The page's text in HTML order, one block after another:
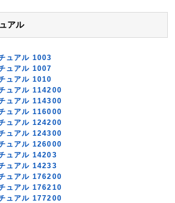
アル
ュアル 1003
ュアル 1007
ュアル 1010
ュアル 114200
ュアル 114300
ュアル 116000
ュアル 124200
ュアル 124300
ュアル 126000
ュアル 14203
ュアル 14233
ュアル 176200
ュアル 176210
ュアル 177200